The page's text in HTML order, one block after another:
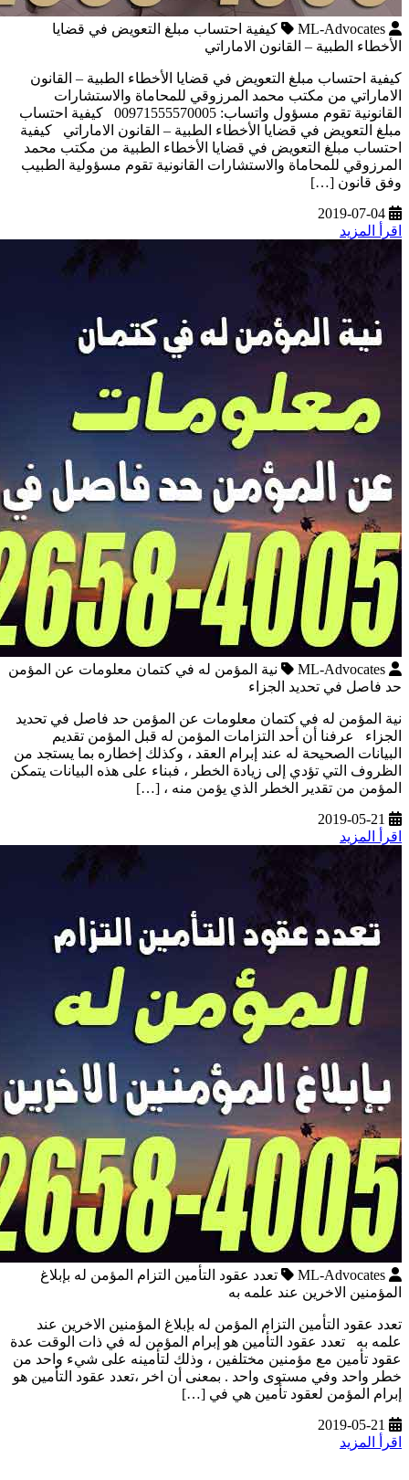
ML-Advocates
كيفية احتساب مبلغ التعويض في قضايا
الأخطاء الطبية – القانون الاماراتي
كيفية احتساب مبلغ التعويض في قضايا الأخطاء الطبية – القانون
الاماراتي من مكتب محمد المرزوقي للمحاماة والاستشارات
القانونية تقوم مسؤول واتساب: 00971555570005 كيفية احتساب
مبلغ التعويض في قضايا الأخطاء الطبية – القانون الاماراتي كيفية
احتساب مبلغ التعويض في قضايا الأخطاء الطبية من مكتب محمد
المرزوقي للمحاماة والاستشارات القانونية تقوم مسؤولية الطبيب
وفق قانون […]
2019-07-04
اقرأ المزيد
ML-Advocates
نية المؤمن له في كتمان معلومات عن المؤمن
حد فاصل في تحديد الجزاء
نية المؤمن له في كتمان معلومات عن المؤمن حد فاصل في تحديد
الجزاء عرفنا أن أحد التزامات المؤمن له قبل المؤمن تقديم
البيانات الصحيحة له عند إبرام العقد ، وكذلك إخطاره بما يستجد من
الظروف التي تؤدي إلى زيادة الخطر ، فبناء على هذه البيانات يتمكن
المؤمن من تقدير الخطر الذي يؤمن منه ، […]
2019-05-21
اقرأ المزيد
ML-Advocates
تعدد عقود التأمين التزام المؤمن له بإبلاغ
المؤمنين الاخرين عند علمه به
تعدد عقود التأمين التزام المؤمن له بإبلاغ المؤمنين الاخرين عند
علمه به تعدد عقود التأمين هو إبرام المؤمن له في ذات الوقت عدة
عقود تأمين مع مؤمنين مختلفين ، وذلك لتأمينه على شيء واحد من
خطر واحد وفي مستوى واحد . بمعنى أن اخر ،تعدد عقود التأمين هو
إبرام المؤمن لعقود تأمين هي في […]
2019-05-21
اقرأ المزيد